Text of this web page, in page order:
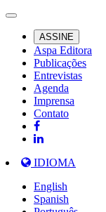
ASSINE
Aspa Editora
Publicações
Entrevistas
Agenda
Imprensa
Contato
IDIOMA
English
Spanish